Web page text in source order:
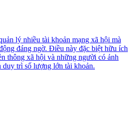
lý nhiều tài khoản mạng xã hội mà
đáng ngờ. Điều này đặc biệt hữu ích
thông xã hội và những người có ảnh
trì số lượng lớn tài khoản.